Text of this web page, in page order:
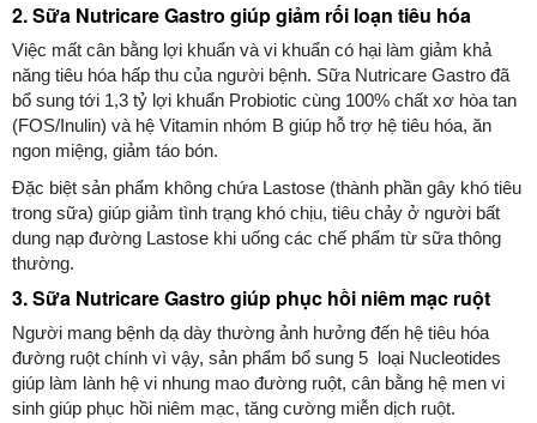
2. Sữa Nutricare Gastro giúp giảm rối loạn tiêu hóa
Việc mất cân bằng lợi khuẩn và vi khuẩn có hại làm giảm khả
năng tiêu hóa hấp thu của người bệnh. Sữa Nutricare Gastro đã
bổ sung tới 1,3 tỷ lợi khuẩn Probiotic cùng 100% chất xơ hòa tan
(FOS/Inulin) và hệ Vitamin nhóm B giúp hỗ trợ hệ tiêu hóa, ăn
ngon miệng, giảm táo bón.
Đặc biệt sản phẩm không chứa Lastose (thành phần gây khó tiêu
trong sữa) giúp giảm tình trạng khó chịu, tiêu chảy ở người bất
dung nạp đường Lastose khi uống các chế phẩm từ sữa thông
thường.
3. Sữa Nutricare Gastro giúp phục hồi niêm mạc ruột
Người mang bệnh dạ dày thường ảnh hưởng đến hệ tiêu hóa
đường ruột chính vì vậy, sản phẩm bổ sung 5 loại Nucleotides
giúp làm lành hệ vi nhung mao đường ruột, cân bằng hệ men vi
sinh giúp phục hồi niêm mạc, tăng cường miễn dịch ruột.